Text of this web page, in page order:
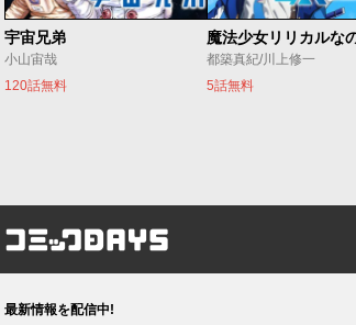
宇宙兄弟
小山宙哉
120話無料
都築真紀/川上修一
5話無料
コミックDAYS
最新情報を配信中!